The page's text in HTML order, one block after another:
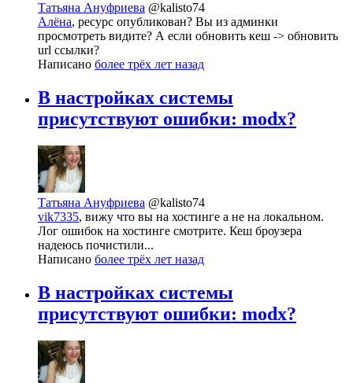
Татьяна Ануфриева @kalisto74
Алёна, ресурс опубликован? Вы из админки
просмотреть видите? А если обновить кеш -> обновить
url ссылки?
Написано более трёх лет назад
В настройках системы
присутствуют ошибки: modx?
Татьяна Ануфриева @kalisto74
vik7335, вижу что вы на хостинге а не на локальном.
Лог ошибок на хостинге смотрите. Кеш броузера
надеюсь почистили...
Написано более трёх лет назад
В настройках системы
присутствуют ошибки: modx?